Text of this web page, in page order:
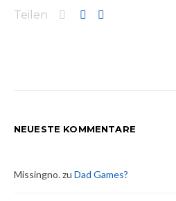
Teilen
NEUESTE KOMMENTARE
Missingno.zu Dad Games?